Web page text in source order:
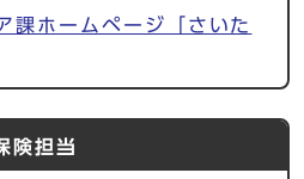
課ホームページ「さいた
険担当